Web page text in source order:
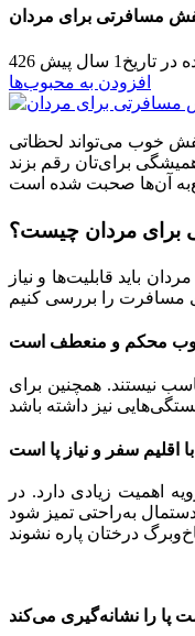
مسافرتی برای مردان
در تاریخ 1 سال پیش
426
افزودن به محبوب‌ها
خوب می‌تواند لحظاتی
برای مردان چیست؟
باید قابلیت‌ها و نیاز
محکم و منعطف است
نیستند. همچنین برای
سفر و نیاز پا است
اهمیت زیادی دارد. در
پا را نشانه‌گیری می‌کند